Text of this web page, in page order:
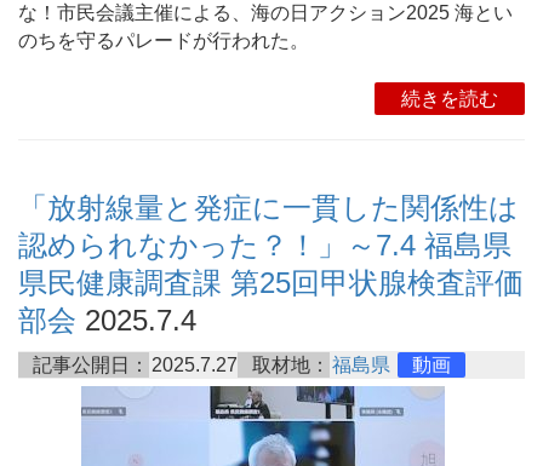
な！市民会議主催による、海の日アクション2025 海とい
のちを守るパレードが行われた。
続きを読む
「放射線量と発症に一貫した関係性は
認められなかった？！」～7.4 福島県
県民健康調査課 第25回甲状腺検査評価
部会 2025.7.4
記事公開日： 2025.7.27 取材地： 福島県 動画